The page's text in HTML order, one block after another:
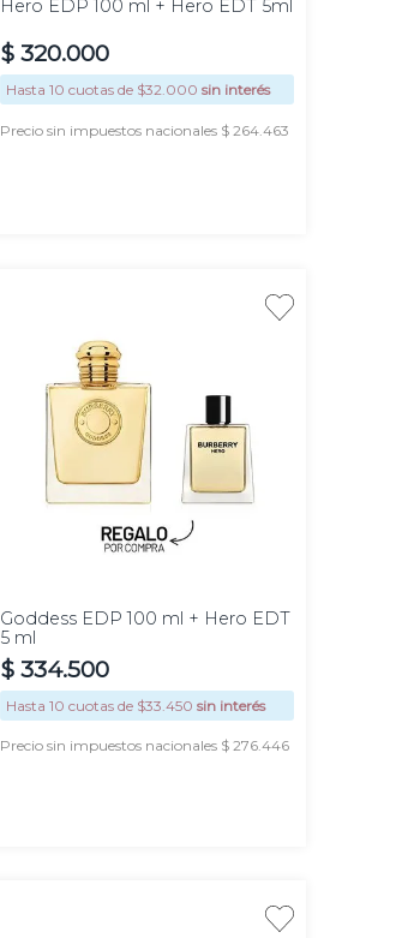
Hero EDP 100 ml + Hero EDT 5ml
$ 320.000
Hasta 10 cuotas de $32.000 sin interés
Precio sin impuestos nacionales $ 264.463
Goddess EDP 100 ml + Hero EDT
5 ml
$ 334.500
Hasta 10 cuotas de $33.450 sin interés
Precio sin impuestos nacionales $ 276.446